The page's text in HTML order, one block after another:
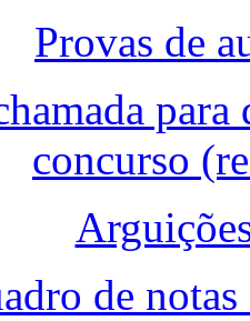
Provas de
concurso
de